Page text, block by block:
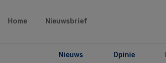
Home Nieuwsbrief
Nieuws Opinie